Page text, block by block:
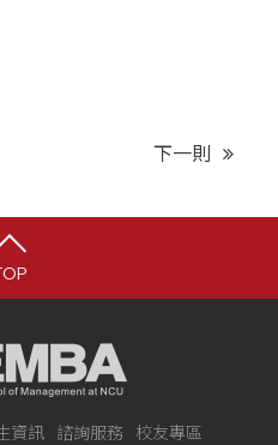
下一則
資訊 諮詢服務 校友專區